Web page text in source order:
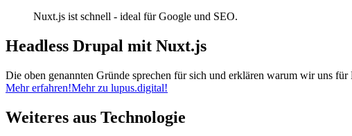
Nuxt.js ist schnell - ideal für Google und SEO.
Headless Drupal mit Nuxt.js
Die oben genannten Gründe sprechen für sich und erklären warum wir uns
Mehr erfahren!Mehr zu lupus.digital!
Weiteres aus Technologie